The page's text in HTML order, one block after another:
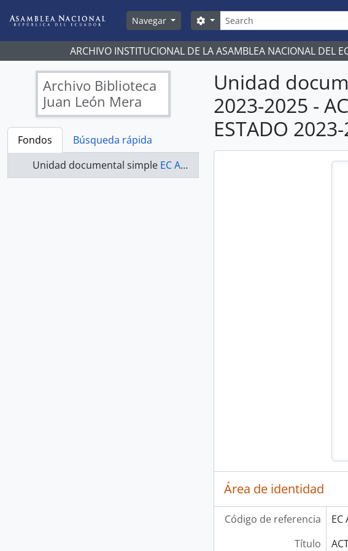
Navegar
Búsqueda
Search options
ARCHIVO INSTITUCIONAL DE LA ASAMBLEA NACIONAL DEL
Archivo Biblioteca
Juan León Mera
Fondos
Búsqueda rápida
Unidad documental simple EC AN ABJLM ASAMBLEA NACIONAL 2023-2025 - ACTAS COMISIÓN DE JUSTICIA Y ESTRUCTURA DEL ESTADO 2023-2025
Unidad
2023-2025 -
ESTADO
Área de identidad
Código de referencia
EC
Título